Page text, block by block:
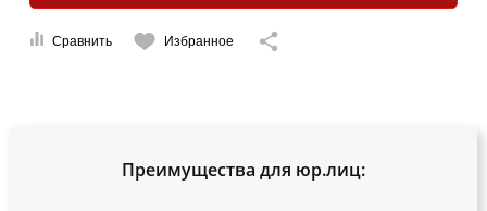
Сравнить Избранное
Преимущества для юр.лиц: